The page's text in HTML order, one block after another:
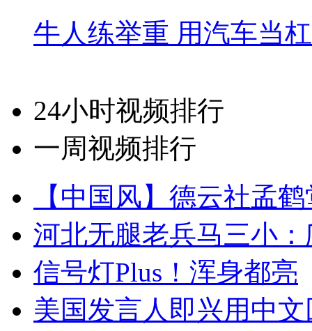
牛人练举重 用汽车当
24小时视频排行
一周视频排行
【中国风】德云社孟
河北无腿老兵马三小
信号灯Plus！浑身都亮
美国发言人即兴用中